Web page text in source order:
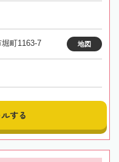
町1163-7 地図
する